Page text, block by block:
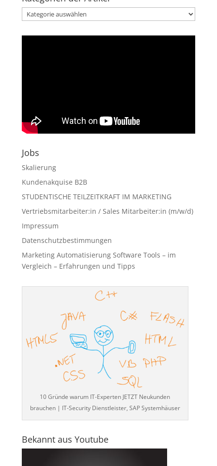
Kategorien
der
Artikel
Jobs
Skalierung
Kundenakquise B2B
STUDENTISCHE TEILZEITKRAFT IM MARKETING
Vertriebsmitarbeiter:in / Sales Mitarbeiter:in (m/w/d)
Impressum
Datenschutzbestimmungen
Marketing Automatisierung Software Tools – im
Vergleich – Erfahrungen und Tipps
10 Gründe warum IT-Experten JETZT Neukunden
brauchen | IT-Security Dienstleister, SAP Systemhäuser
Bekannt aus Youtube